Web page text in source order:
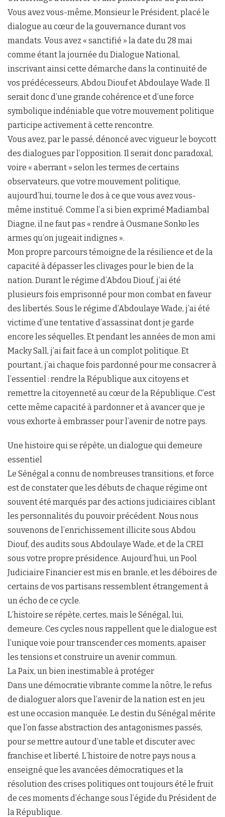
Vous avez vous-même, Monsieur le Président, placé le
dialogue au cœur de la gouvernance durant vos
mandats. Vous avez « sanctifié » la date du 28 mai
comme étant la journée du Dialogue National,
inscrivant ainsi cette démarche dans la continuité de
vos prédécesseurs, Abdou Diouf et Abdoulaye Wade. Il
serait donc d’une grande cohérence et d’une force
symbolique indéniable que votre mouvement politique
participe activement à cette rencontre.
Vous avez, par le passé, dénoncé avec vigueur le boycott
des dialogues par l’opposition. Il serait donc paradoxal,
voire « aberrant » selon les termes de certains
observateurs, que votre mouvement politique,
aujourd’hui, tourne le dos à ce que vous avez vous-
même institué. Comme l’a si bien exprimé Madiambal
Diagne, il ne faut pas « rendre à Ousmane Sonko les
armes qu’on jugeait indignes ».
Mon propre parcours témoigne de la résilience et de la
capacité à dépasser les clivages pour le bien de la
nation. Durant le régime d’Abdou Diouf, j’ai été
plusieurs fois emprisonné pour mon combat en faveur
des libertés. Sous le régime d’Abdoulaye Wade, j’ai été
victime d’une tentative d’assassinat dont je garde
encore les séquelles. Et pendant les années de mon ami
Macky Sall, j’ai fait face à un complot politique. Et
pourtant, j’ai chaque fois pardonné pour me consacrer à
l’essentiel : rendre la République aux citoyens et
remettre la citoyenneté au cœur de la République. C’est
cette même capacité à pardonner et à avancer que je
vous exhorte à embrasser pour l’avenir de notre pays.
Une histoire qui se répète, un dialogue qui demeure
essentiel
Le Sénégal a connu de nombreuses transitions, et force
est de constater que les débuts de chaque régime ont
souvent été marqués par des actions judiciaires ciblant
les personnalités du pouvoir précédent. Nous nous
souvenons de l’enrichissement illicite sous Abdou
Diouf, des audits sous Abdoulaye Wade, et de la CREI
sous votre propre présidence. Aujourd’hui, un Pool
Judiciaire Financier est mis en branle, et les déboires de
certains de vos partisans ressemblent étrangement à
un écho de ce cycle.
L’histoire se répète, certes, mais le Sénégal, lui,
demeure. Ces cycles nous rappellent que le dialogue est
l’unique voie pour transcender ces moments, apaiser
les tensions et construire un avenir commun.
La Paix, un bien inestimable à protéger
Dans une démocratie vibrante comme la nôtre, le refus
de dialoguer alors que l’avenir de la nation est en jeu
est une occasion manquée. Le destin du Sénégal mérite
que l’on fasse abstraction des antagonismes passés,
pour se mettre autour d’une table et discuter avec
franchise et liberté. L’histoire de notre pays nous a
enseigné que les avancées démocratiques et la
résolution des crises politiques ont toujours été le fruit
de ces moments d’échange sous l’égide du Président de
la République.